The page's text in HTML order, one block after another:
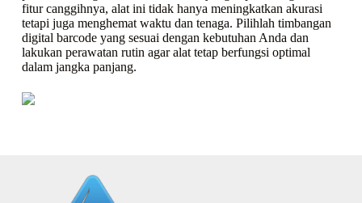
fitur canggihnya, alat ini tidak hanya meningkatkan akurasi
tetapi juga menghemat waktu dan tenaga. Pilihlah timbangan
digital barcode yang sesuai dengan kebutuhan Anda dan
lakukan perawatan rutin agar alat tetap berfungsi optimal
dalam jangka panjang.